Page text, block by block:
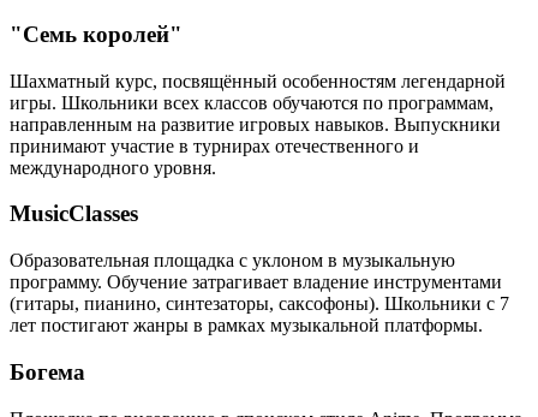
"Семь королей"
Шахматный курс, посвящённый особенностям легендарной
игры. Школьники всех классов обучаются по программам,
направленным на развитие игровых навыков. Выпускники
принимают участие в турнирах отечественного и
международного уровня.
MusicClasses
Образовательная площадка с уклоном в музыкальную
программу. Обучение затрагивает владение инструментами
(гитары, пианино, синтезаторы, саксофоны). Школьники с 7
лет постигают жанры в рамках музыкальной платформы.
Богема